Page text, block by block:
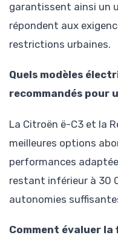
garantissent ainsi un
répondent aux
restrictions urbaines.
Quels modèles
recommandés pour
La Citroën ë-C3 et la
meilleures options
performances
restant inférieur à 30
autonomies
Comment évaluer la